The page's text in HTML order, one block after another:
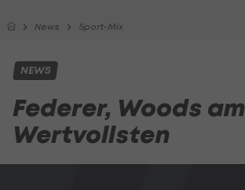
News Sport-Mix
NEWS
Federer, Woods am
Wertvollsten